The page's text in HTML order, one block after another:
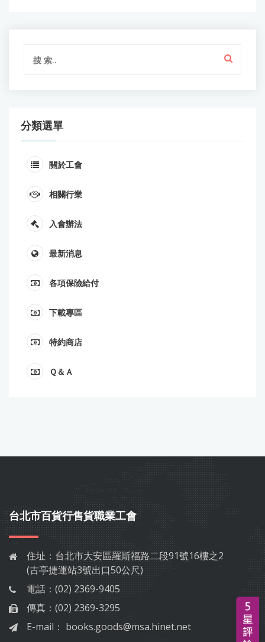
分類選單
關於工會
相關行業
入會辦法
最新消息
各項保險給付
下載專區
特約商店
Ｑ＆Ａ
台北市百貨行售貨職業工會
住址： 台北市大安區羅斯福路二段91號16樓之2
(古亭捷運站3號出口50公尺)
電話： (02) 2369-9405
傳真： (02) 2369-3295
E-mail： books.goods@msa.hinet.net